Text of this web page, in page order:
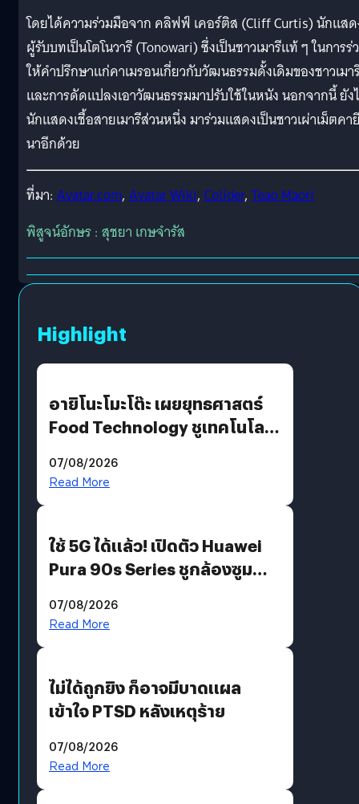
โดยได้ความร่วมมือจาก คลิฟฟ์ เคอร์ติส (Cliff Curtis) นักแส
ผู้รับบทเป็นโตโนวารี (Tonowari) ซึ่งเป็นชาวเมารีแท้ ๆ ในการร่
ให้คำปรึกษาแก่คาเมรอนเกี่ยวกับวัฒนธรรมดั้งเดิมของชาวเมา
และการดัดแปลงเอาวัฒนธรรมมาปรับใช้ในหนัง นอกจากนี้ ยัง
นักแสดงเชื้อสายเมารีส่วนหนึ่ง มาร่วมแสดงเป็นชาวเผ่าเม็ตคา
นาอีกด้วย
ที่มา: Avatar.com, Avatar Wiki, Colider, Teao Maori
พิสูจน์อักษร : สุชยา เกษจำรัส
Highlight
อายิโนะโมะโต๊ะ เผยยุทธศาสตร์
Food Technology ชูเทคโนโลยี
บริโภคและ B2B
07/08/2026
Read More
ใช้ 5G ได้แล้ว! เปิดตัว Huawei
Pura 90s Series ชูกล้องซูม
07/08/2026
Read More
ไม่ได้ถูกยิง ก็อาจมีบาดแผล
เข้าใจ PTSD หลังเหตุร้าย
07/08/2026
Read More